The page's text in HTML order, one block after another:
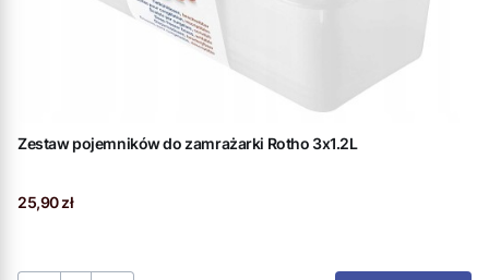
Zestaw pojemników do zamrażarki Rotho 3x1.2L
Cena
25,90 zł